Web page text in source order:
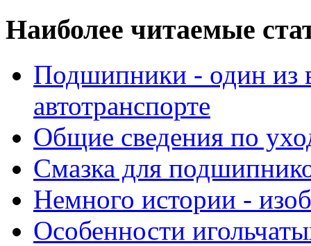
Наиболее читаемые
Подшипники - один из
автотранспорте
Общие сведения по
Смазка для
Немного истории -
Особенности